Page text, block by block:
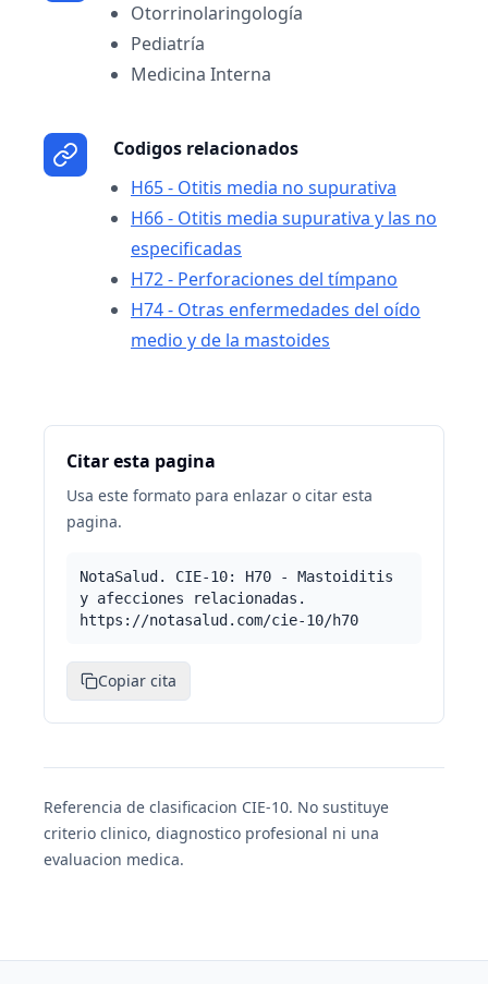
Otorrinolaringología
Pediatría
Medicina Interna
Codigos relacionados
H65 - Otitis media no supurativa
H66 - Otitis media supurativa y las no
especificadas
H72 - Perforaciones del tímpano
H74 - Otras enfermedades del oído
medio y de la mastoides
Citar esta pagina
Usa este formato para enlazar o citar esta
pagina.
NotaSalud. CIE-10: H70 - Mastoiditis
y afecciones relacionadas.
https://notasalud.com/cie-10/h70
Copiar cita
Referencia de clasificacion CIE-10. No sustituye
criterio clinico, diagnostico profesional ni una
evaluacion medica.